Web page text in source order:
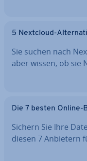
5 Nextcloud-
Sie suchen nach
aber wissen, ob sie
Die 7 besten
Sichern Sie Ihre
diesen 7 Anbietern